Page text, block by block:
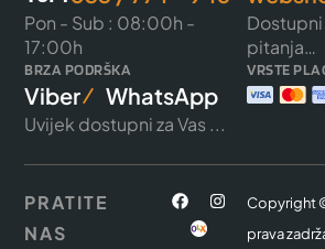
Pon - Sub : 08:00h -
17:00h
Dostupni
pitanja…
BRZA PODRŠKA
Viber WhatsApp
Uvijek dostupni za Vas ...
VRSTE
Copyright
prava
PRATITE
NAS